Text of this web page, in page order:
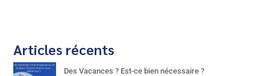
Articles récents
Des Vacances ? Est-ce bien nécessaire ?